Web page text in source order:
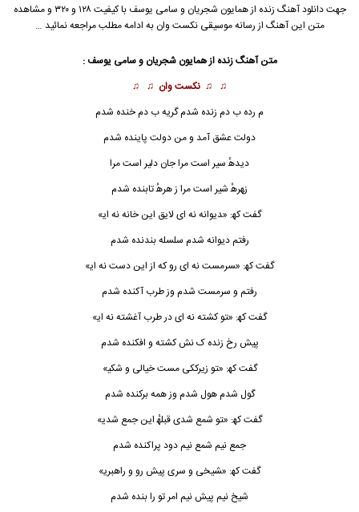
جهت دانلود آهنگ زنده ازهمایون شجریان
و سامی یوسف با کیفیت ۱۲۸ و ۳۲۰ و مشاهده
متن این آهنگ از رسانه موسیقی نکست وان به ادامه مطلب مراجعه نمائید …
متن آهنگ زنده ازهمایون شجریان و سامی یوسف :
♫ ♫ نکست وان ♫ ♫
م رده ب دم زﻧﺪه ﺷﺪم ﮔﺮﻳﻪ ب دم ﺧﻨﺪه ﺷﺪم
دوﻟﺖ ﻋﺸﻖ آﻣﺪ و ﻣﻦ دوﻟﺖ ﭘﺎﻳﻨﺪه ﺷﺪم
دﻳﺪﻫٔ ﺳﻴﺮ اﺳﺖ ﻣﺮا ﺟﺎن دﻟﻴﺮ اﺳﺖ ﻣﺮا
زﻬﺮﻫٔ ﺷﻴﺮ اﺳﺖ ﻣﺮا ز ﻫﺮﻫٔ ﺗﺎﺑﻨﺪه ﺷﺪم
ﮔﻔﺖ ﻛﻬ: «ﺪﻳﻮاﻧﻪ ﻧﻪ ای ﻟﺎﻳﻖ اﻳﻦ ﺧﺎﻧﻪ ﻧﻪ اﻳ»
رﻓﺘﻢ دﻳﻮاﻧﻪ ﺷﺪم ﺳﻠﺴﻠﻪ ﺑﻨﺪﻧﺪه ﺷﺪم
ﮔﻔﺖ ﻛﻬ: «ﺴﺮﻣﺴﺖ ﻧﻪ ای رو ﻛﻪ از اﻳﻦ دﺳﺖ ﻧﻪ اﻳ»
رﻓﺘﻢ و ﺳﺮﻣﺴﺖ ﺷﺪم وز ﻃﺮب آﻛﻨﺪه ﺷﺪم
ﮔﻔﺖ ﻛﻬ: «ﺘﻮ ﻛﺸﺘﻪ ﻧﻪ ای در ﻃﺮب آﻏﺸﺘﻪ ﻧﻪ اﻳ»
ﭘﻴﺶ رخ زﻧﺪه ک ﻧﺶ ﻛﺸﺘﻪ و اﻓﻜﻨﺪه ﺷﺪم
ﮔﻔﺖ ﻛﻬ: «ﺘﻮ زﻳﺮﻛﻜﻰ ﻣﺴﺖ ﺧﻴﺎﻟﻰ و ﺷﻜﻴ»
ﮔﻮل ﺷﺪم ﻫﻮل ﺷﺪم وز ﻫﻤﻪ ﺑﺮﻛﻨﺪه ﺷﺪم
ﮔﻔﺖ ﻛﻬ: «ﺘﻮ ﺷﻤﻊ ﺷﺪی ﻗﺒﻠﻬٔ اﻳﻦ ﺟﻤﻊ ﺷﺪﻳ»
ﺟﻤﻊ ﻧﻴﻢ ﺷﻤﻊ ﻧﻴﻢ دود ﭘﺮاﻛﻨﺪه ﺷﺪم
ﮔﻔﺖ ﻛﻬ: «ﺸﻴﺨﻰ و ﺳﺮی ﭘﻴﺶ رو و راﻫﺒﺮﻳ»
ﺷﻴﺦ ﻧﻴﻢ ﭘﻴﺶ ﻧﻴﻢ اﻣﺮ ﺗﻮ را ﺑﻨﺪه ﺷﺪم